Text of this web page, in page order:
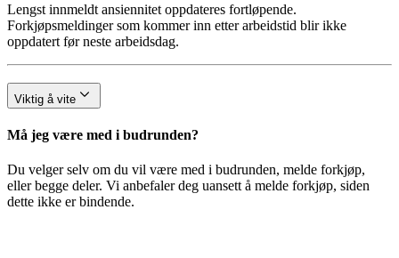
Lengst innmeldt ansiennitet oppdateres fortløpende.
Forkjøpsmeldinger som kommer inn etter arbeidstid blir ikke
oppdatert før neste arbeidsdag.
Viktig å vite
Må jeg være med i budrunden?
Du velger selv om du vil være med i budrunden, melde forkjøp,
eller begge deler. Vi anbefaler deg uansett å melde forkjøp, siden
dette ikke er bindende.